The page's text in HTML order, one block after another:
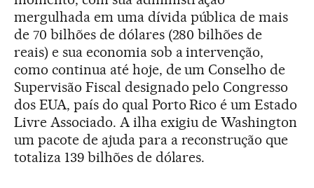
mergulhada em uma dívida pública de mais
de 70 bilhões de dólares (280 bilhões de
reais) e sua economia sob a intervenção,
como continua até hoje, de um Conselho de
Supervisão Fiscal designado pelo Congresso
dos EUA, país do qual Porto Rico é um Estado
Livre Associado. A ilha exigiu de Washington
um pacote de ajuda para a reconstrução que
totaliza 139 bilhões de dólares.